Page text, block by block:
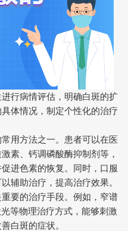
行病情评估，明确白斑的扩
体情况，制定个性化的治疗
用方法之一。患者可以在医
素、钙调磷酸酶抑制剂等，
进色素的恢复。同时，口服
辅助治疗，提高治疗效果。
要的治疗手段。例如，窄谱
等物理治疗方式，能够刺激
白斑的症状。